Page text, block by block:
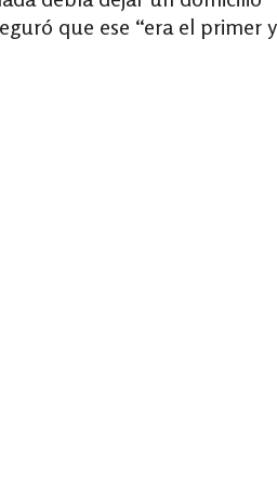
que ese “era el primer y